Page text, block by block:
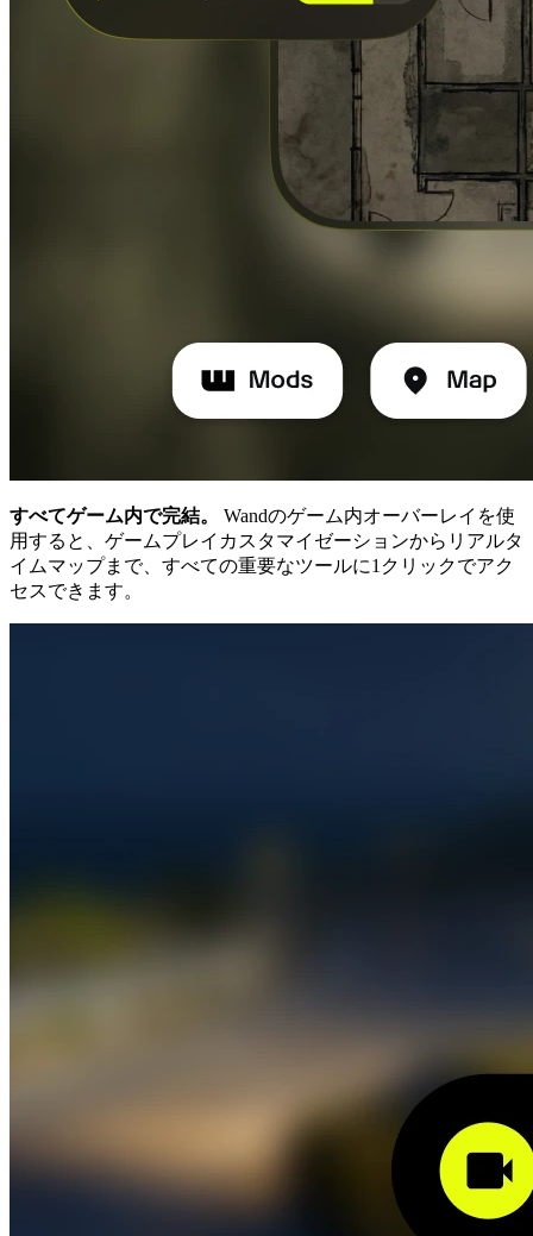
すべてゲーム内で完結。
Wandのゲーム内オーバーレイを使
用すると、ゲームプレイカスタマイゼーションからリアルタ
イムマップまで、すべての重要なツールに1クリックでアク
セスできます。